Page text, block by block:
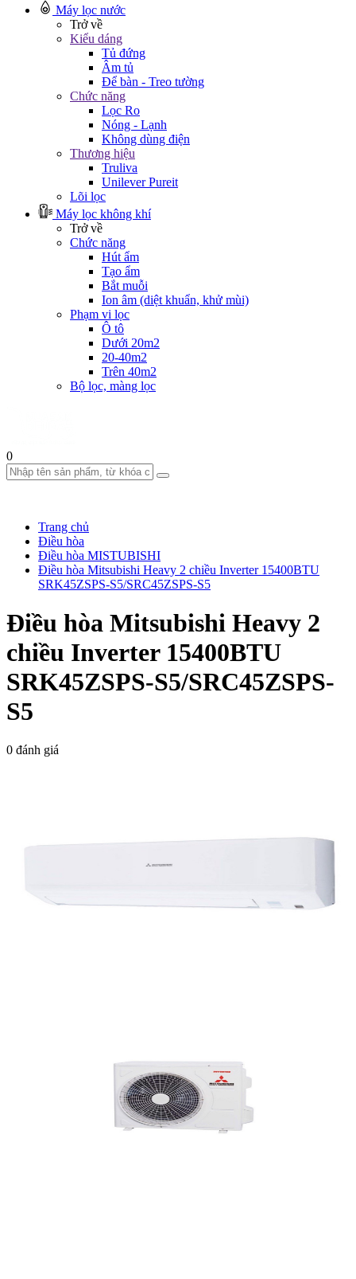
Máy lọc nước
Trở về
Kiểu dáng
Tủ đứng
Âm tủ
Để bàn - Treo tường
Chức năng
Lọc Ro
Nóng - Lạnh
Không dùng điện
Thương hiệu
Truliva
Unilever Pureit
Lõi lọc
Máy lọc không khí
Trở về
Chức năng
Hút ẩm
Tạo ẩm
Bắt muỗi
Ion âm (diệt khuẩn, khử mùi)
Phạm vi lọc
Ô tô
Dưới 20m2
20-40m2
Trên 40m2
Bộ lọc, màng lọc
0
Trang chủ
Điều hòa
Điều hòa MISTUBISHI
Điều hòa Mitsubishi Heavy 2 chiều Inverter 15400BTU
SRK45ZSPS-S5/SRC45ZSPS-S5
Điều hòa Mitsubishi Heavy 2
chiều Inverter 15400BTU
SRK45ZSPS-S5/SRC45ZSPS-
S5
0 đánh giá